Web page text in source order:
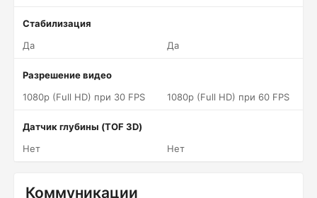
Стабилизация
Да
Да
Разрешение видео
1080p (Full HD) при 30 FPS
1080p (Full HD) при 60 FPS
Датчик глубины (TOF 3D)
Нет
Нет
Коммуникации